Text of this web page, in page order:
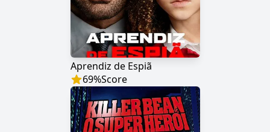
Aprendiz de Espiã
69%Score